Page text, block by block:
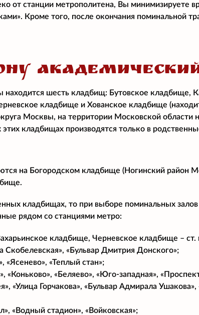
от станции метрополитена, Вы минимизируете
Кроме того, после окончания поминальной
шесть кладбищ: Бутовское кладбище,
кладбище и Хованское кладбище
Москвы, на территории Московской области
кладбищах производятся только в
на Богородском кладбище (Ногинский район
кладбищах, то при выборе поминальных
рядом со станциями метро:
кладбище, Черневское кладбище – ст.
Скобелевская», «Бульвар Дмитрия Донского»;
«Ясенево», «Теплый стан»;
«Беляево», «Юго-западная»,
«Улица Горчакова», «Бульвар Адмирала Ушакова»,
«Водный стадион», «Войковская»;